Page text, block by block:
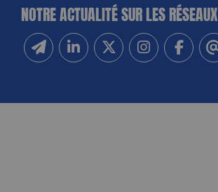
NOTRE ACTUALITÉ SUR LES RÉSEAUX